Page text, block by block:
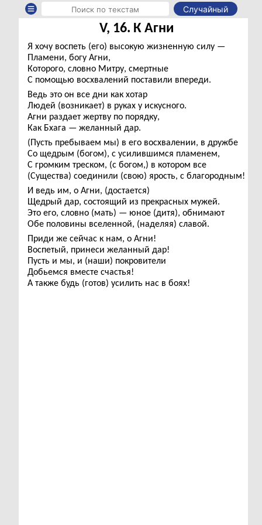
Случайный
V, 16. К Агни
Я хочу воспеть (его) высокую жизненную силу —
Пламени, богу Агни,
Которого, словно Митру, смертные
С помощью восхвалений поставили впереди.
Ведь это он все дни как хотар
Людей (возникает) в руках у искусного.
Агни раздает жертву по порядку,
Как Бхага — желанный дар.
(Пусть пребываем мы) в его восхвалении, в дружбе
Со щедрым (богом), с усилившимся пламенем,
С громким треском, (с богом,) в котором все
(Существа) соединили (свою) ярость, с благородным!
И ведь им, о Агни, (достается)
Щедрый дар, состоящий из прекрасных мужей.
Это его, словно (мать) — юное (дитя), обнимают
Обе половины вселенной, (наделяя) славой.
Приди же сейчас к нам, о Агни!
Воспетый, принеси желанный дар!
Пусть и мы, и (наши) покровители
Добьемся вместе счастья!
А также будь (готов) усилить нас в боях!